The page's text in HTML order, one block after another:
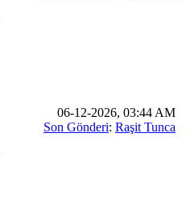
06-12-2026, 03:44 AM
Son Gönderi: Raşit Tunca